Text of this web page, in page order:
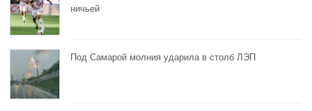
ничьей
Под Самарой молния ударила в столб ЛЭП